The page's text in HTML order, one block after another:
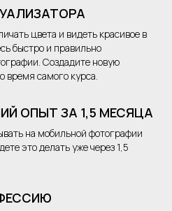
цвета и видеть красивое в
быстро и правильно
Создадите новую
время самого курса.
ОПЫТ ЗА 1,5 МЕСЯЦА
на мобильной фотографии
это делать уже через 1,5